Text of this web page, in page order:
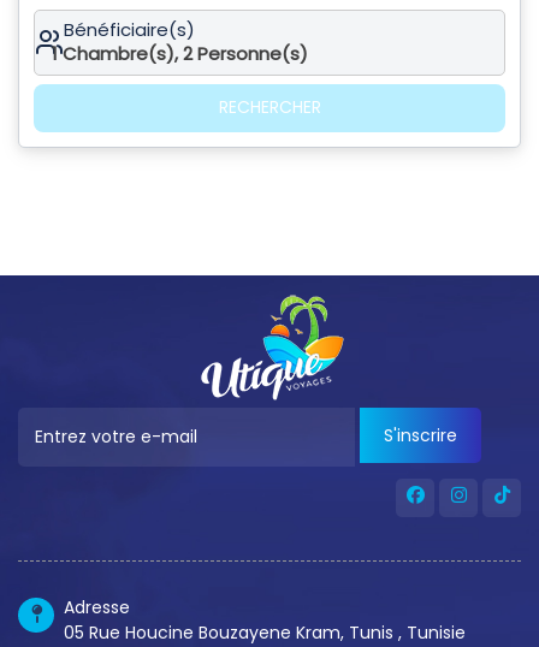
Bénéficiaire(s)
1Chambre(s),2Personne(s)
RECHERCHER
S'inscrire
Adresse
05 Rue Houcine Bouzayene Kram, Tunis , Tunisie